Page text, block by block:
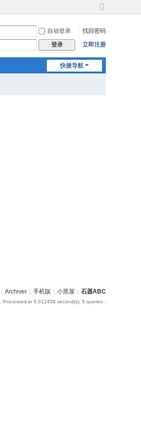
切
到
宽
自动登录
找回密码
登录 立即注册
快捷导航
| Archiver | 手机版 | 小黑屋 | 石器ABC
, Processed in 0.012458 second(s), 5 queries .